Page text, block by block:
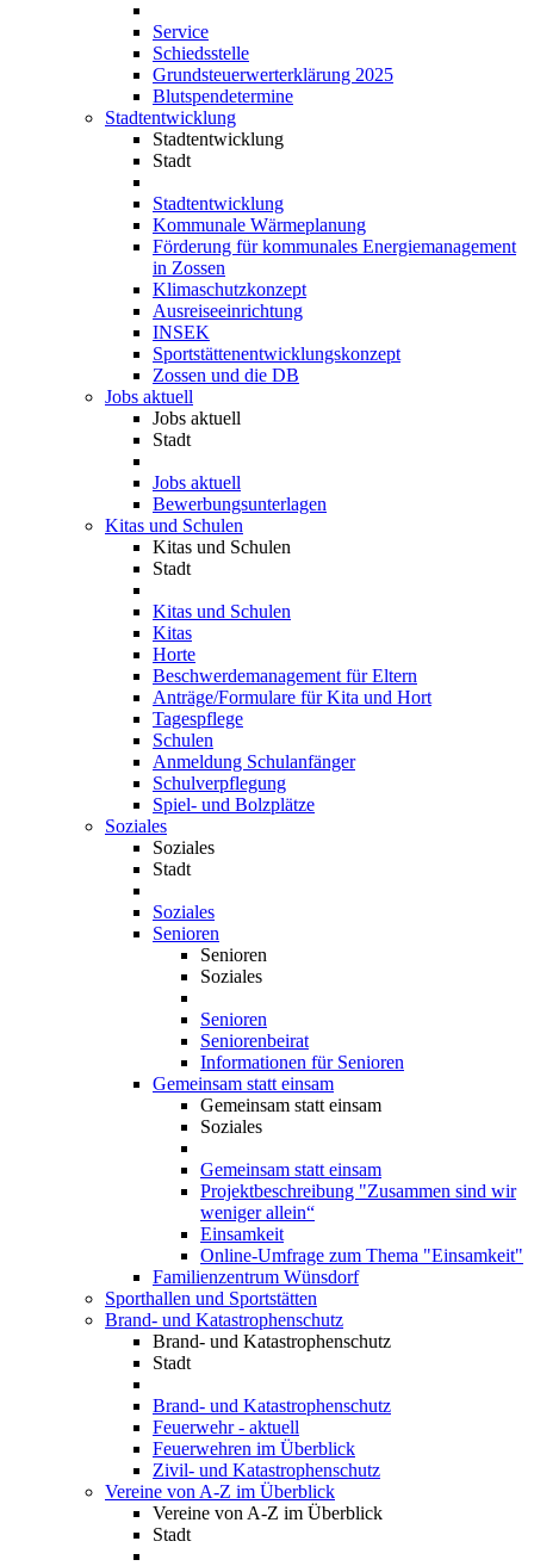
Service
Schiedsstelle
Grundsteuerwerterklärung 2025
Blutspendetermine
Stadtentwicklung
Stadtentwicklung
Stadt
Stadtentwicklung
Kommunale Wärmeplanung
Förderung für kommunales Energiemanagement
in Zossen
Klimaschutzkonzept
Ausreiseeinrichtung
INSEK
Sportstättenentwicklungskonzept
Zossen und die DB
Jobs aktuell
Jobs aktuell
Stadt
Jobs aktuell
Bewerbungsunterlagen
Kitas und Schulen
Kitas und Schulen
Stadt
Kitas und Schulen
Kitas
Horte
Beschwerdemanagement für Eltern
Anträge/Formulare für Kita und Hort
Tagespflege
Schulen
Anmeldung Schulanfänger
Schulverpflegung
Spiel- und Bolzplätze
Soziales
Soziales
Stadt
Soziales
Senioren
Senioren
Soziales
Senioren
Seniorenbeirat
Informationen für Senioren
Gemeinsam statt einsam
Gemeinsam statt einsam
Soziales
Gemeinsam statt einsam
Projektbeschreibung "Zusammen sind wir
weniger allein“
Einsamkeit
Online-Umfrage zum Thema "Einsamkeit"
Familienzentrum Wünsdorf
Sporthallen und Sportstätten
Brand- und Katastrophenschutz
Brand- und Katastrophenschutz
Stadt
Brand- und Katastrophenschutz
Feuerwehr - aktuell
Feuerwehren im Überblick
Zivil- und Katastrophenschutz
Vereine von A-Z im Überblick
Vereine von A-Z im Überblick
Stadt